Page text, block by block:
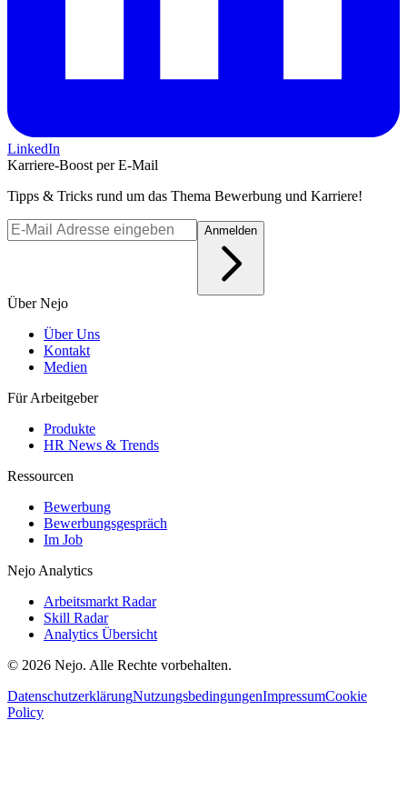
LinkedIn
Karriere-Boost per E-Mail
Tipps & Tricks rund um das Thema Bewerbung und Karriere!
Anmelden
Über Nejo
Über Uns
Kontakt
Medien
Für Arbeitgeber
Produkte
HR News & Trends
Ressourcen
Bewerbung
Bewerbungsgespräch
Im Job
Nejo Analytics
Arbeitsmarkt Radar
Skill Radar
Analytics Übersicht
© 2026 Nejo. Alle Rechte vorbehalten.
DatenschutzerklärungNutzungsbedingungenImpressumCookie
Policy